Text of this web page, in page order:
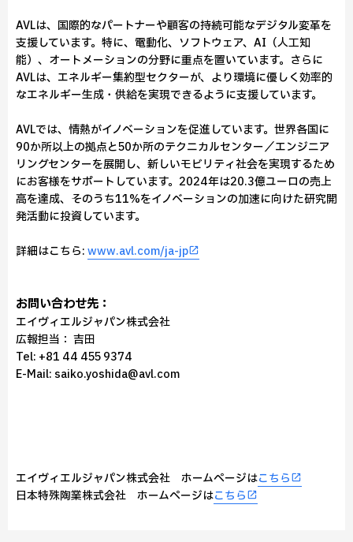
AVLは、国際的なパートナーや顧客の持続可能なデジタル変革を
支援しています。特に、電動化、ソフトウェア、AI（人工知
能）、オートメーションの分野に重点を置いています。さらに
AVLは、エネルギー集約型セクターが、より環境に優しく効率的
なエネルギー生成・供給を実現できるように支援しています。
AVLでは、情熱がイノベーションを促進しています。世界各国に
90か所以上の拠点と50か所のテクニカルセンター／エンジニア
リングセンターを展開し、新しいモビリティ社会を実現するため
にお客様をサポートしています。2024年は20.3億ユーロの売上
高を達成、そのうち11%をイノベーションの加速に向けた研究開
発活動に投資しています。
詳細はこちら:www.avl.com/ja-jp
お問い合わせ先：
エイヴィエルジャパン株式会社
広報担当： 吉田
Tel: +81 44 455 9374
E-Mail: saiko.yoshida@avl.com
エイヴィエルジャパン株式会社 ホームページはこちら
日本特殊陶業株式会社 ホームページはこちら